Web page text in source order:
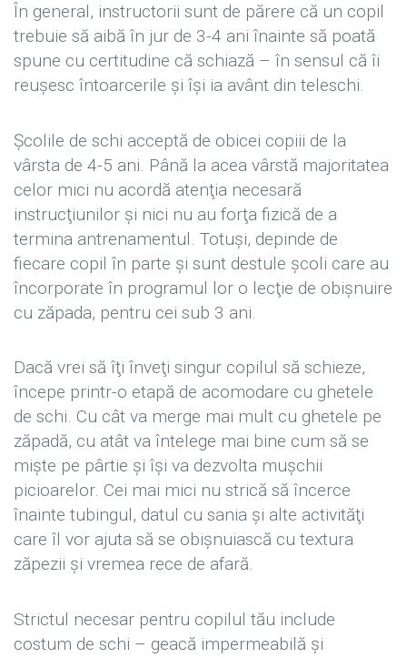
În general, instructorii sunt de părere că un copil
trebuie să aibă în jur de 3-4 ani înainte să poată
spune cu certitudine că schiază – în sensul că îi
reuşesc întoarcerile şi îşi ia avânt din teleschi.
Şcolile de schi acceptă de obicei copiii de la
vârsta de 4-5 ani. Până la acea vârstă majoritatea
celor mici nu acordă atenţia necesară
instrucţiunilor şi nici nu au forţa fizică de a
termina antrenamentul. Totuşi, depinde de
fiecare copil în parte şi sunt destule şcoli care au
încorporate în programul lor o lecţie de obişnuire
cu zăpada, pentru cei sub 3 ani.
Dacă vrei să îţi înveţi singur copilul să schieze,
începe printr-o etapă de acomodare cu ghetele
de schi. Cu cât va merge mai mult cu ghetele pe
zăpadă, cu atât va întelege mai bine cum să se
mişte pe pârtie şi îşi va dezvolta muşchii
picioarelor. Cei mai mici nu strică să încerce
înainte tubingul, datul cu sania şi alte activităţi
care îl vor ajuta să se obişnuiască cu textura
zăpezii şi vremea rece de afară.
Strictul necesar pentru copilul tău include
costum de schi – geacă impermeabilă şi